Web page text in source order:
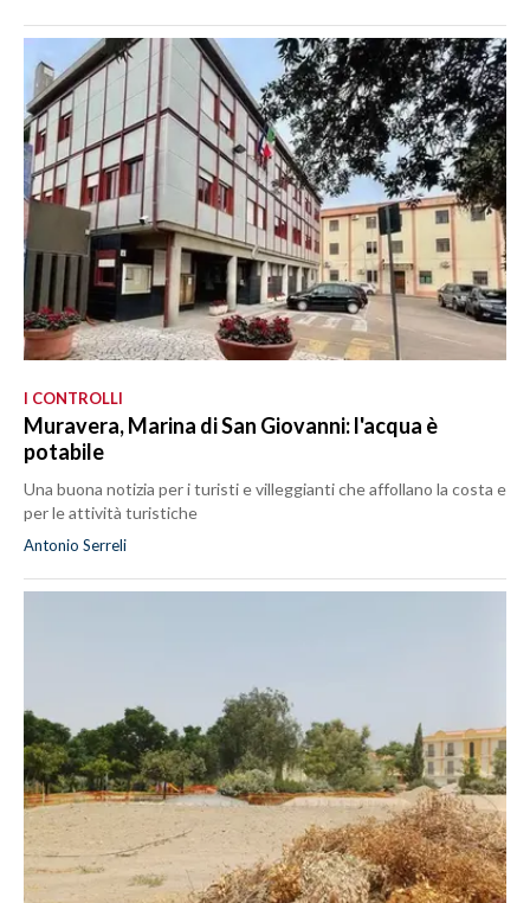
I CONTROLLI
Muravera, Marina di San Giovanni: l'acqua è
potabile
Una buona notizia per i turisti e villeggianti che affollano la costa e
per le attività turistiche
Antonio Serreli